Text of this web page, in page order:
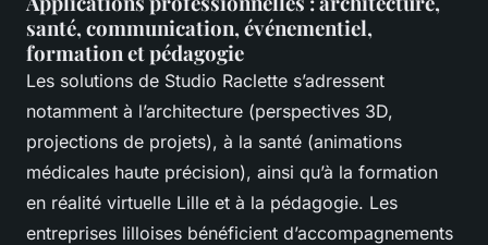
santé, communication, événementiel,
formation et pédagogie
Les solutions de Studio Raclette s’adressent
notamment à l’architecture (perspectives 3D,
projections de projets), à la santé (animations
médicales haute précision), ainsi qu’à la formation
en réalité virtuelle Lille et à la pédagogie. Les
entreprises lilloises bénéficient d’accompagnements